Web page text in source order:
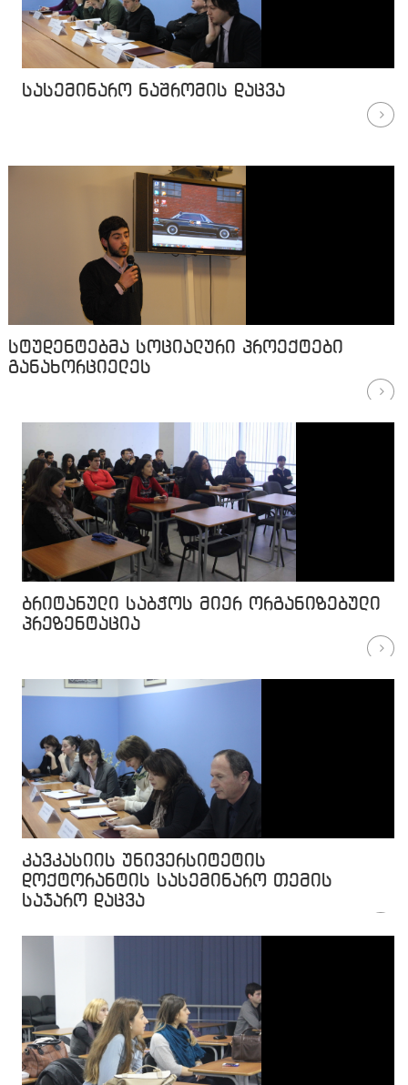
სასემინარო ნაშრომის დაცვა
სტუდენტებმა სოციალური პროექტები
განახორციელეს
ბრიტანული საბჭოს მიერ ორგანიზებული
პრეზენტაცია
კავკასიის უნივერსიტეტის
დოქტორანტის სასემინარო თემის
საჯარო დაცვა